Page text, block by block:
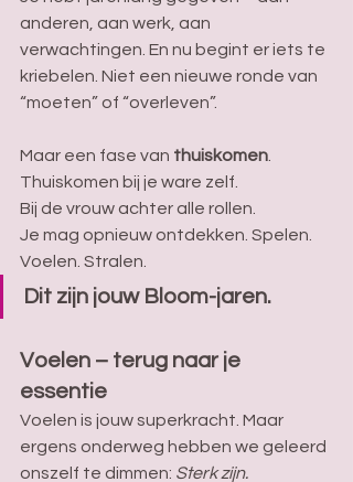
anderen, aan werk, aan
verwachtingen. En nu begint er iets te
kriebelen. Niet een nieuwe ronde van
“moeten” of “overleven”.
Maar een fase van thuiskomen
Thuiskomen bij je ware zelf.
Bij de vrouw achter alle rollen.
Je mag opnieuw ontdekken. Spelen.
Voelen. Stralen.
Dit zijn jouw Bloom-jaren.
Voelen – terug naar je
essentie
Voelen is jouw superkracht. Maar
ergens onderweg hebben we geleerd
onszelf te dimmen: Sterk zijn.